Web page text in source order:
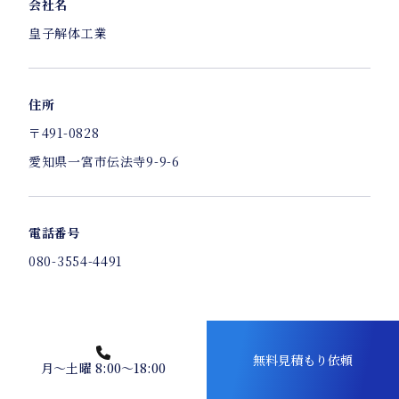
会社名
皇子解体工業
住所
〒491-0828
愛知県一宮市伝法寺9-9-6
電話番号
080-3554-4491
月～土曜 8:00～18:00 無料見積もり依頼